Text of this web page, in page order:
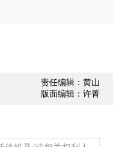
责任编辑：黄山
版面编辑：许菁